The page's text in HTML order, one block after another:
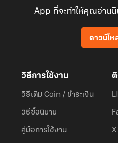
App ที่จะทำให้คุณอ่านนิ
ดาวน์โห
วิธีการใช้งาน
วิธีเติม Coin / ชำระเงิน
วิธีซื้อนิยาย
คู่มือการใช้งาน X